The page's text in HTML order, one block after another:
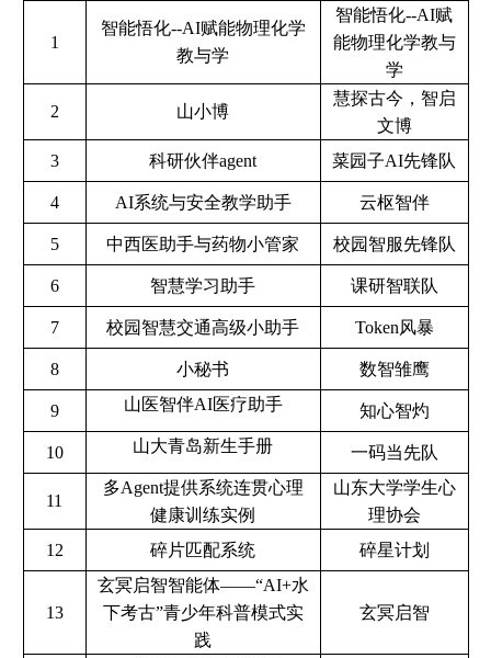
1
智能悟化--AI赋能物理化学
教与学
智能悟化--AI赋
能物理化学教与
学
2 山小博
慧探古今，智启
文博
3
科研伙伴agent 菜园子AI先锋队
4 AI系统与安全教学助手 云枢智伴
5 中西医助手与药物小管家 校园智服先锋队
6 智慧学习助手 课研智联队
7 校园智慧交通高级小助手 Token风暴
8 小秘书 数智雏鹰
9 山医智伴AI医疗助手 知心智灼
10 山大青岛新生手册 一码当先队
11
多Agent提供系统连贯心理
健康训练实例
山东大学学生心
理协会
12
碎片匹配系统 碎星计划
13
玄冥启智智能体——“AI+水
下考古”青少年科普模式实
践
玄冥启智